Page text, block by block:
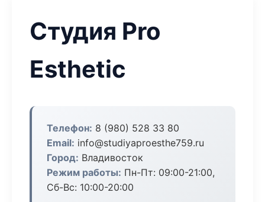
Студия Pro
Esthetic
Телефон: 8 (980) 528 33 80
Email: info@studiyaproesthe759.ru
Город: Владивосток
Режим работы: Пн-Пт: 09:00-21:00,
Сб-Вс: 10:00-20:00